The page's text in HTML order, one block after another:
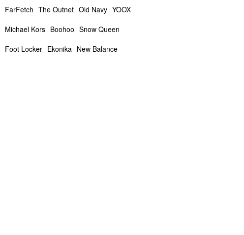
FarFetch The Outnet Old Navy YOOX
Michael Kors Boohoo Snow Queen
Foot Locker Ekonika New Balance